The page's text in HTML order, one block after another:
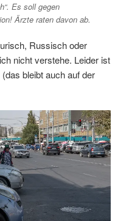
Es soll gegen
Ärzte raten davon ab.
Russisch oder
nicht verstehe. Leider ist
bleibt auch auf der